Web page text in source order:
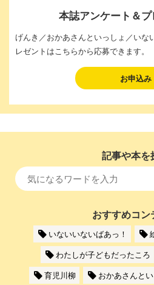
本誌アンケート＆
げんき／おかあさんといっしょ／いな
レゼントはこちらから応募できます。
お申込み
記事や本を
おすすめコン
いないいないばあっ！
わたしが子どもだったころ
育児川柳
おかあさんと